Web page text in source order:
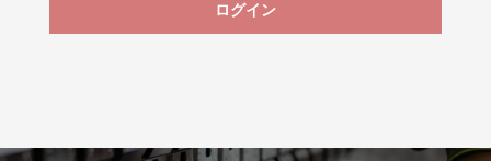
ログイン